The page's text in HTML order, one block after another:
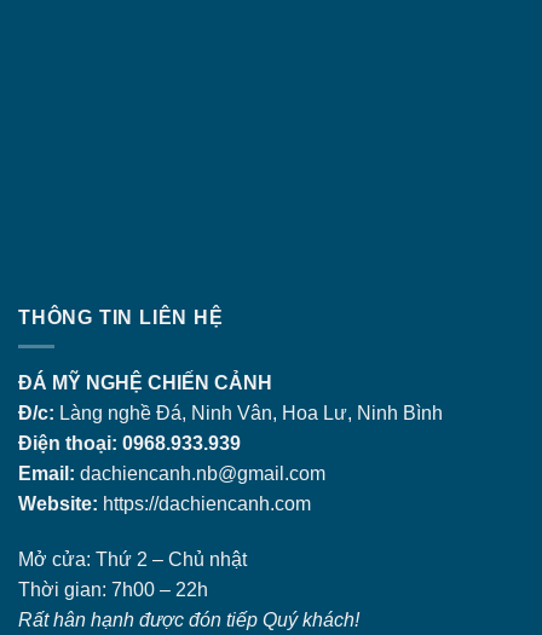
THÔNG TIN LIÊN HỆ
ĐÁ MỸ NGHỆ CHIẾN CẢNH
Đ/c: Làng nghề Đá, Ninh Vân, Hoa Lư, Ninh Bình
Điện thoại: 0968.933.939
Email: dachiencanh.nb@gmail.com
Website: https://dachiencanh.com
Mở cửa: Thứ 2 – Chủ nhật
Thời gian: 7h00 – 22h
Rất hân hạnh được đón tiếp Quý khách!